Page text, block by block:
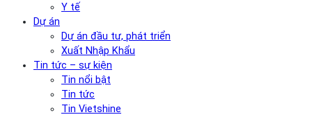
Y tế
Dự án
Dự án đầu tư, phát triển
Xuất Nhập Khẩu
Tin tức – sự kiện
Tin nổi bật
Tin tức
Tin Vietshine